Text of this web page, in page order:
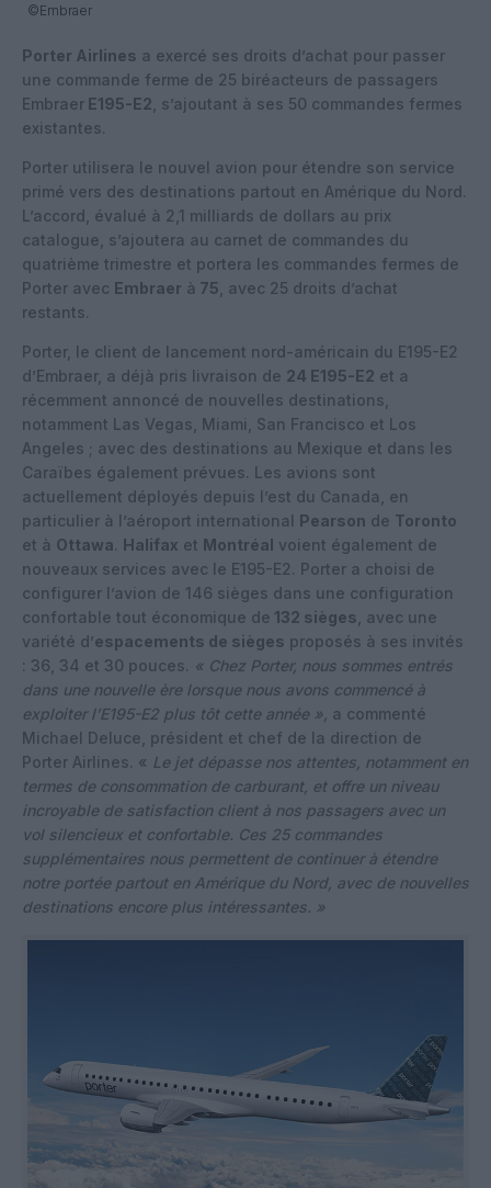
©Embraer
Porter Airlines a exercé ses droits d’achat pour passer
une commande ferme de 25 biréacteurs de passagers
Embraer E195-E2 , s’ajoutant à ses 50 commandes fermes
existantes.
Porter utilisera le nouvel avion pour étendre son service
primé vers des destinations partout en Amérique du Nord.
L’accord, évalué à 2,1 milliards de dollars au prix
catalogue, s’ajoutera au carnet de commandes du
quatrième trimestre et portera les commandes fermes de
Porter avec Embraer à 75 , avec 25 droits d’achat
restants.
Porter, le client de lancement nord-américain du E195-E2
d’Embraer, a déjà pris livraison de 24 E195-E2 et a
récemment annoncé de nouvelles destinations,
notamment Las Vegas, Miami, San Francisco et Los
Angeles ; avec des destinations au Mexique et dans les
Caraïbes également prévues. Les avions sont
actuellement déployés depuis l’est du Canada, en
particulier à l’aéroport international Pearson de Toronto
et à Ottawa. Halifax et Montréal voient également de
nouveaux services avec le E195-E2. Porter a choisi de
configurer l’avion de 146 sièges dans une configuration
confortable tout économique de 132 sièges , avec une
variété d’espacements de sièges proposés à ses invités
: 36, 34 et 30 pouces. « Chez Porter, nous sommes entrés
dans une nouvelle ère lorsque nous avons commencé à
exploiter l’E195-E2 plus tôt cette année », a commenté
Michael Deluce, président et chef de la direction de
Porter Airlines. « Le jet dépasse nos attentes, notamment en
termes de consommation de carburant, et offre un niveau
incroyable de satisfaction client à nos passagers avec un
vol silencieux et confortable. Ces 25 commandes
supplémentaires nous permettent de continuer à étendre
notre portée partout en Amérique du Nord, avec de nouvelles
destinations encore plus intéressantes. »